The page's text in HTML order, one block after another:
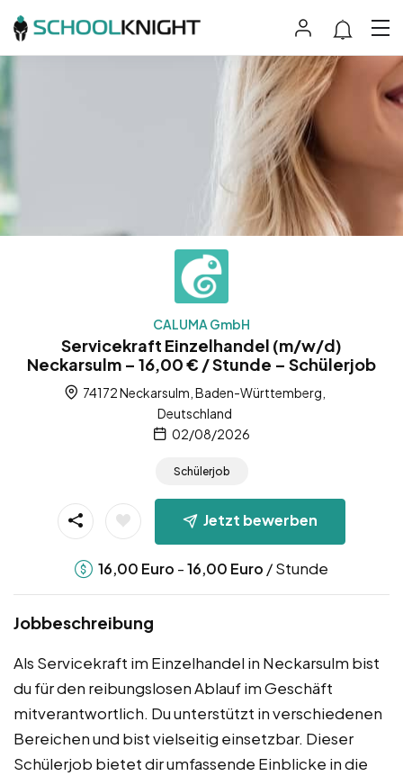
CALUMA GmbH
Servicekraft Einzelhandel (m/w/d)
Neckarsulm – 16,00 € / Stunde – Schülerjob
74172 Neckarsulm, Baden-Württemberg,
Deutschland
02/08/2026
Schülerjob
Jetzt bewerben
16,00 Euro -16,00 Euro / Stunde
Jobbeschreibung
Als Servicekraft im Einzelhandel in Neckarsulm bist
du für den reibungslosen Ablauf im Geschäft
mitverantwortlich. Du unterstützt in verschiedenen
Bereichen und bist vielseitig einsetzbar. Dieser
Schülerjob bietet dir umfassende Einblicke in die